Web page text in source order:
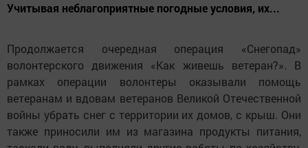
Учитывая неблагоприятные погодные условия, их...
Продолжается очередная операция «Снегопад»
волонтерского движения «Как живешь ветеран?». В
рамках операции волонтеры оказывали помощь
ветеранам и вдовам ветеранов Великой Отечественной
войны убрать снег с территории их домов, с крыш. Они
также приносили им из магазина продукты питания,